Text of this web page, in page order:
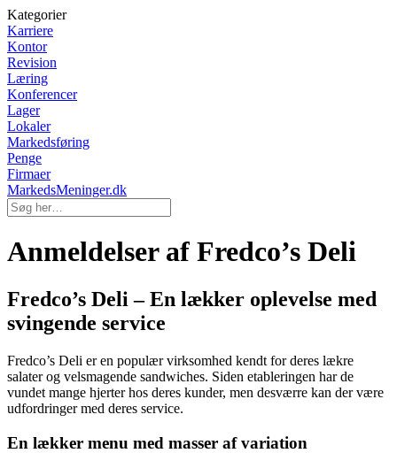
Kategorier
Karriere
Kontor
Revision
Læring
Konferencer
Lager
Lokaler
Markedsføring
Penge
Firmaer
MarkedsMeninger.dk
Anmeldelser af Fredco’s Deli
Fredco’s Deli – En lækker oplevelse med
svingende service
Fredco’s Deli er en populær virksomhed kendt for deres lækre
salater og velsmagende sandwiches. Siden etableringen har de
vundet mange hjerter hos deres kunder, men desværre kan der være
udfordringer med deres service.
En lækker menu med masser af variation